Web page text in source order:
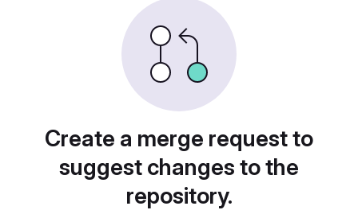
Create a merge request to
suggest changes to the
repository.